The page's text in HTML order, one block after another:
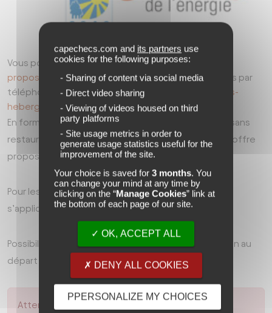
Vous pouvezconsulter les différentes formules
proposées
ou contacter l’accueil spécifique Echecs par
téléphone au 04 67 01 00 40 ou par mail :
capechecs-
hebergement@asmeg.org
En formule hôtelière pension complète, ou en gîte sans
restauration, demi-pension ou pension complète, l’offre
proposée par la CCAS s’adapte à vos envies.
Pour les joueurs issus des IEG, le coefficient social
s’applique sur le tarif de votre hébergement.
Possibilité de prendre une navette mise à disposition au
départ de Capechecs.Plus d'informations
Attention : vos demandes de réservations seront
capechecs.com and its partners use
cookies for the following purposes:
- Sharing of content via social media
- Direct video sharing
- Viewing of videos housed on third
party platforms
- Site usage metrics in order to
generate usage statistics useful for the
improvement of the site.
Your choice is saved for 3 months. You
can change your mind at any time by
clicking on the “Manage Cookies” link at
the bottom of each page of our site.
OK, ACCEPT ALL
DENY ALL COOKIES
PPERSONALIZE MY CHOICES